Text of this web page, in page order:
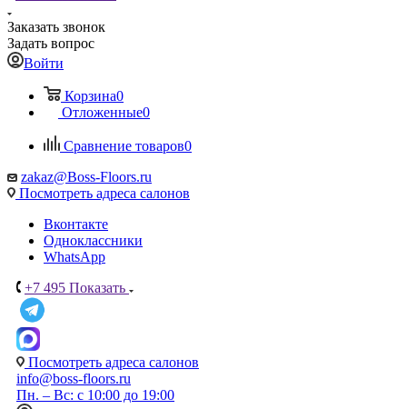
Заказать звонок
Задать вопрос
Войти
Корзина0
Отложенные0
Сравнение товаров0
zakaz@Boss-Floors.ru
Посмотреть адреса салонов
Вконтакте
Одноклассники
WhatsApp
+7 495 Показать
Посмотреть адреса салонов
info@boss-floors.ru
Пн. – Вс: с 10:00 до 19:00